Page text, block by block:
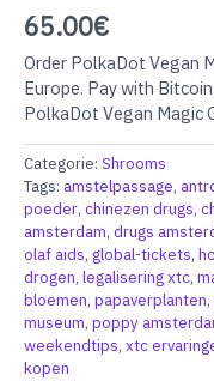
65.00€
Order PolkaDot Vegan
Europe. Pay with
PolkaDot Vegan Magic
Categorie: Shrooms
Tags: amstelpassage,
poeder, chinezen drugs,
amsterdam, drugs
olaf aids, global-tickets,
drogen, legalisering xtc,
bloemen, papaverplanten,
museum, poppy
weekendtips, xtc
kopen